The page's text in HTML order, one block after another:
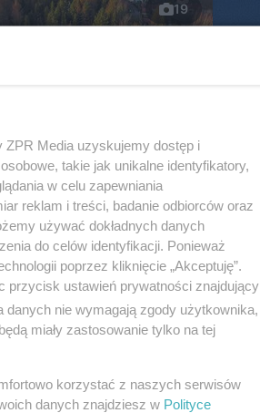
19
czyli
polskie
ZPR Media uzyskujemy dostęp i
takie jak unikalne identyfikatory,
w celu zapewniania
reklam i treści, badanie odbiorców oraz
używać dokładnych danych
do celów identyfikacji. Ponieważ
poprzez kliknięcie „Akceptuję”.
przycisk ustawień prywatności znajdujący
danych nie wymagają zgody użytkownika,
miały zastosowanie tylko na tej
korzystać z naszych serwisów
danych znajdziesz w Polityce